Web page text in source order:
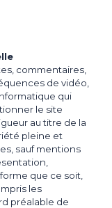
commentaires,
de vidéo,
qui
le site
au titre de la
pleine et
sauf mentions
que ce soit,
les
préalable de